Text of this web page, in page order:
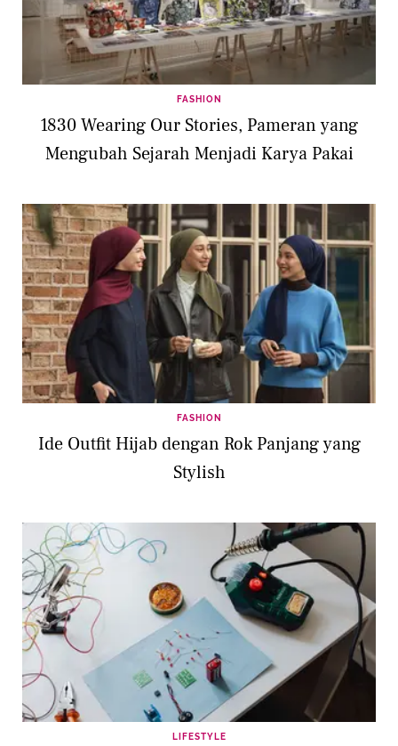
FASHION
1830 Wearing Our Stories, Pameran yang
Mengubah Sejarah Menjadi Karya Pakai
FASHION
Ide Outfit Hijab dengan Rok Panjang yang
Stylish
LIFESTYLE